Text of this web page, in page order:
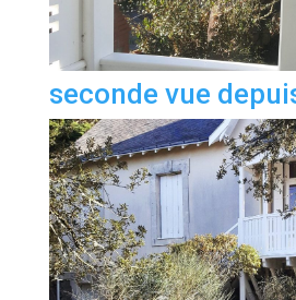
seconde vue